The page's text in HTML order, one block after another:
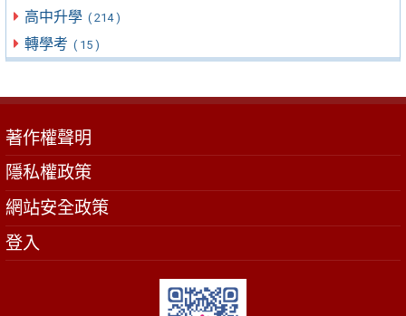
高中升學 ( 214 )
轉學考 ( 15 )
著作權聲明
隱私權政策
網站安全政策
登入